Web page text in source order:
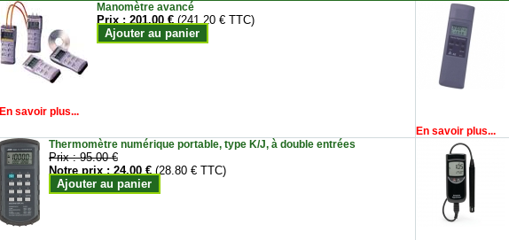
Manomètre avancé
Prix :201.00 € (241.20 € TTC)
Ajouter au panier
En savoir plus...
En savoir plus...
Thermomètre numérique portable, type K/J, à double entrées
Prix :95.00 €
Notre prix :24.00 € (28.80 € TTC)
Ajouter au panier